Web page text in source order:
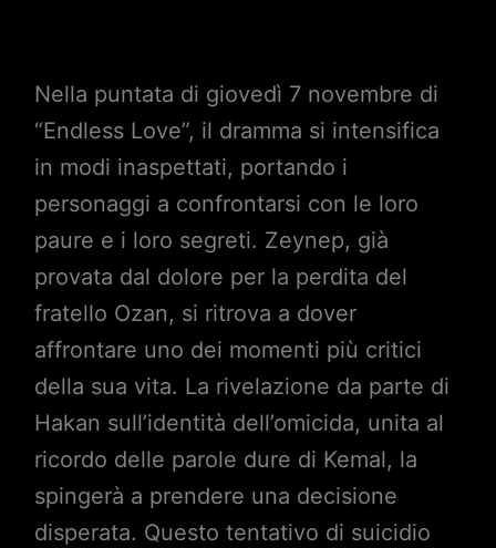
Nella puntata di giovedì 7 novembre di
“Endless Love”, il dramma si intensifica
in modi inaspettati, portando i
personaggi a confrontarsi con le loro
paure e i loro segreti. Zeynep, già
provata dal dolore per la perdita del
fratello Ozan, si ritrova a dover
affrontare uno dei momenti più critici
della sua vita. La rivelazione da parte di
Hakan sull’identità dell’omicida, unita al
ricordo delle parole dure di Kemal, la
spingerà a prendere una decisione
disperata. Questo tentativo di suicidio